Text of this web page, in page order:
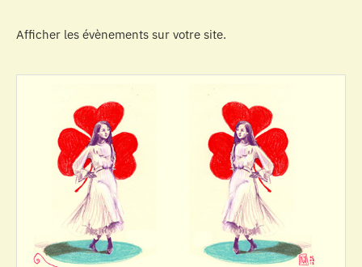
Afficher les évènements sur votre site.